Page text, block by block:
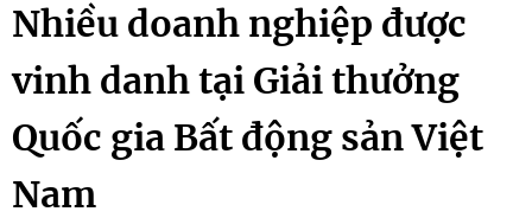
DANH TẠI GIẢI THƯỞNG
QUỐC GIA BẤT ĐỘNG
Nhiều doanh nghiệp được
vinh danh tại Giải thưởng
Quốc gia Bất động sản Việt
Nam